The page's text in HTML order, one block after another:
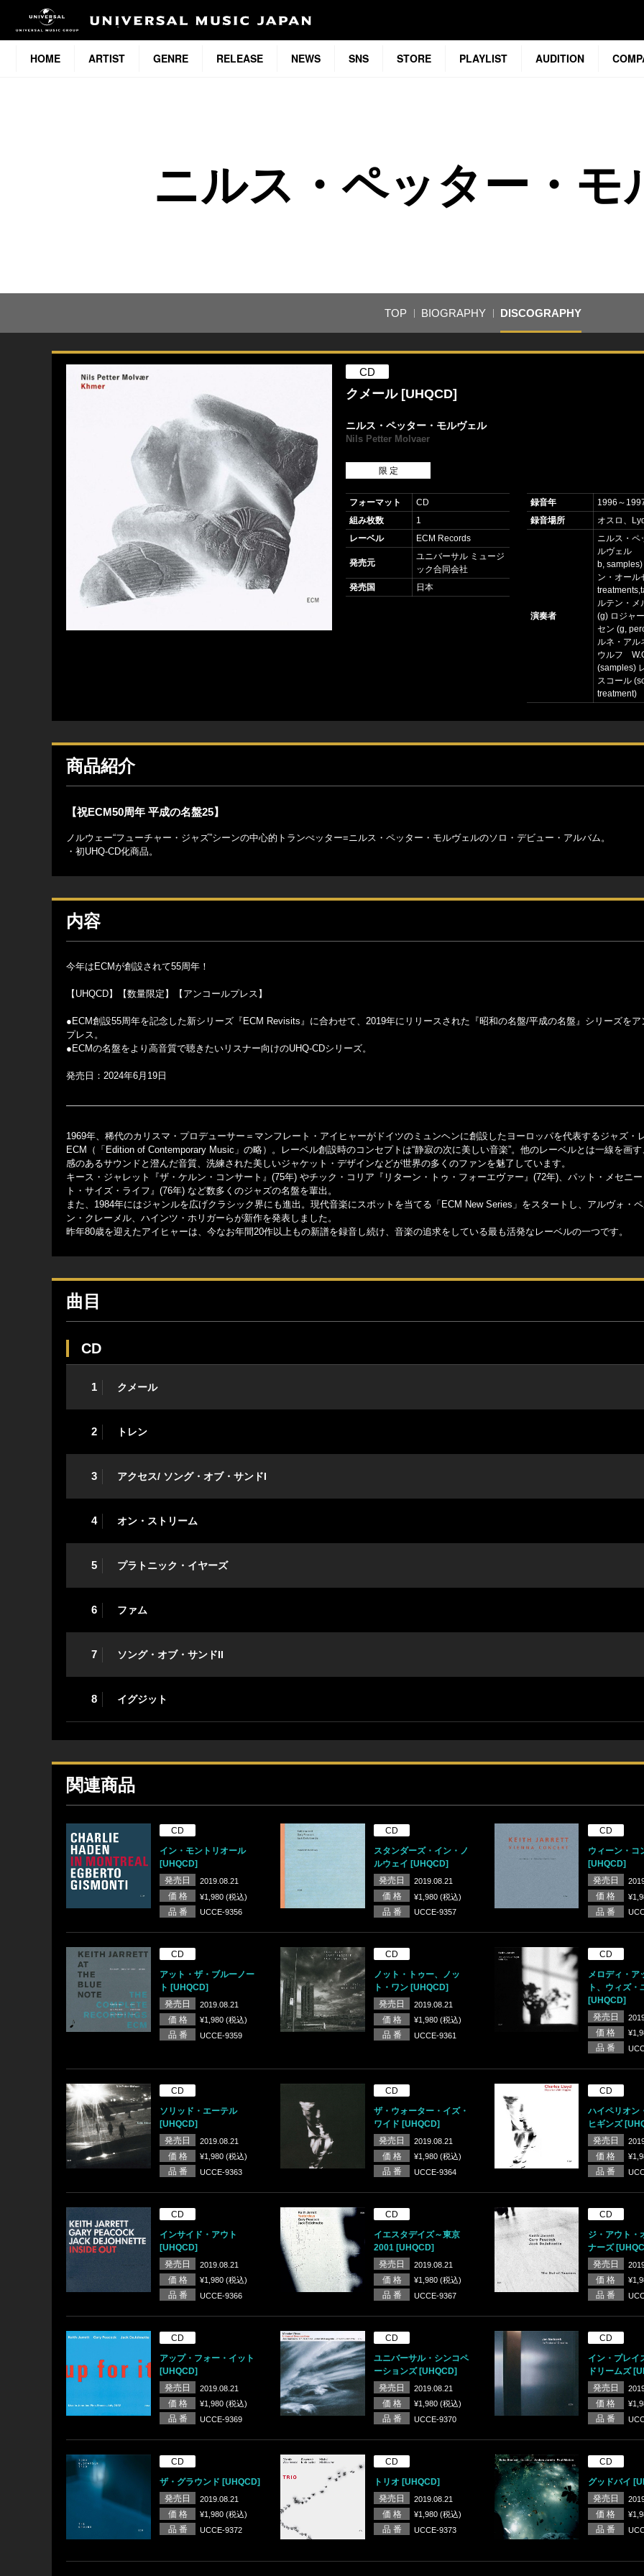
HOME ARTIST GENRE RELEASE NEWS SNS STORE PLAYLIST AUDITION
ニルス・ペッター・モ
TOP BIOGRAPHY DISCOGRAPHY
CD
クメール [UHQCD]
ニルス・ペッター・モルヴェル
Nils Petter Molvaer
限 定
フォーマット
CD
組み枚数
1
レーベル
ECM Records
発売元
ユニバーサル ミュージ
ック合同会社
発売国
日本
録音年
1996～
録音場所
オスロ、
演奏者
ニルス・ペ
ルヴェル
b, samples)
ン・オール
ルテン・メ
(g) ロジャ
セン (g,
ルネ・アル
ウルフ
(samples)
スコール
treatment)
商品紹介
【祝ECM50周年 平成の名盤25】
ノルウェー“フューチャー・ジャズ”シーンの中心的トランぺッター=ニルス・ペッター・モルヴェルのソロ・デビュー・アルバム。
・初UHQ-CD化商品。
内容
今年はECMが創設されて55周年！
【UHQCD】【数量限定】【アンコールプレス】
●ECM創設55周年を記念した新シリーズ『ECM Revisits』に合わせて、2019年にリリースされた『昭和の名盤/平成の名盤』シリーズをア
プレス。
●ECMの名盤をより高音質で聴きたいリスナー向けのUHQ-CDシリーズ。
発売日：2024年6月19日
1969年、稀代のカリスマ・プロデューサー＝マンフレート・アイヒャーがドイツのミュンヘンに創設したヨーロッパを代表するジャズ・
ECM（「Edition of Contemporary Music」の略）。レーベル創設時のコンセプトは“静寂の次に美しい音楽”。他のレーベルとは一線を画す
感のあるサウンドと澄んだ音質、洗練された美しいジャケット・デザインなどが世界の多くのファンを魅了しています。
キース・ジャレット『ザ・ケルン・コンサート』(75年) やチック・コリア『リターン・トゥ・フォーエヴァー』(72年)、パット・メセニー
ト・サイズ・ライフ』(76年) など数多くのジャズの名盤を輩出。
また、1984年にはジャンルを広げクラシック界にも進出。現代音楽にスポットを当てる「ECM New Series」をスタートし、アルヴォ・
ン・クレーメル、ハインツ・ホリガーらが新作を発表しました。
昨年80歳を迎えたアイヒャーは、今なお年間20作以上もの新譜を録音し続け、音楽の追求をしている最も活発なレーベルの一つです。
曲目
CD
1 クメール
2 トレン
3 アクセス/ ソング・オブ・サンドI
4 オン・ストリーム
5 プラトニック・イヤーズ
6 ファム
7 ソング・オブ・サンドII
8 イグジット
関連商品
CD
イン・モントリオール
[UHQCD]
発売日
2019.08.21
価 格 ¥1,980 (税込)
品 番 UCCE-9356
CD
スタンダーズ・イン・ノ
ルウェイ [UHQCD]
発売日
2019.08.21
価 格 ¥1,980 (税込)
品 番 UCCE-9357
CD
ウィーン・コ
[UHQCD]
発売日
価 格
品 番
CD
アット・ザ・ブルーノー
ト [UHQCD]
発売日
2019.08.21
価 格 ¥1,980 (税込)
品 番 UCCE-9359
CD
ノット・トゥー、ノッ
ト・ワン [UHQCD]
発売日
2019.08.21
価 格 ¥1,980 (税込)
品 番 UCCE-9361
CD
メロディ・ア
ト、ウィズ・
[UHQCD]
発売日
価 格
品 番
CD
ソリッド・エーテル
[UHQCD]
発売日
2019.08.21
価 格 ¥1,980 (税込)
品 番 UCCE-9363
CD
ザ・ウォーター・イズ・
ワイド [UHQCD]
発売日
2019.08.21
価 格 ¥1,980 (税込)
品 番 UCCE-9364
CD
ハイペリオン
ヒギンズ
発売日
価 格
品 番
CD
インサイド・アウト
[UHQCD]
発売日
2019.08.21
価 格 ¥1,980 (税込)
品 番 UCCE-9366
CD
イエスタデイズ～東京
2001 [UHQCD]
発売日
2019.08.21
価 格 ¥1,980 (税込)
品 番 UCCE-9367
CD
ジ・アウト・
ナーズ
発売日
価 格
品 番
CD
アップ・フォー・イット
[UHQCD]
発売日
2019.08.21
価 格 ¥1,980 (税込)
品 番 UCCE-9369
CD
ユニバーサル・シンコペ
ーションズ [UHQCD]
発売日
2019.08.21
価 格 ¥1,980 (税込)
品 番 UCCE-9370
CD
イン・プレイ
ドリームズ
発売日
価 格
品 番
CD
ザ・グラウンド [UHQCD]
発売日
2019.08.21
価 格 ¥1,980 (税込)
品 番 UCCE-9372
CD
トリオ [UHQCD]
発売日
2019.08.21
価 格 ¥1,980 (税込)
品 番 UCCE-9373
CD
グッドバイ
発売日
価 格
品 番